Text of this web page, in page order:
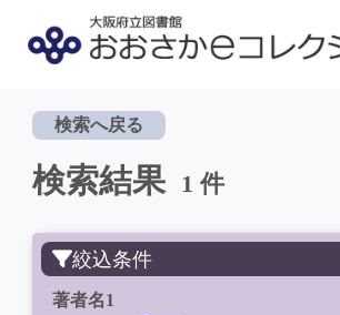
検索へ戻る
検索結果 1 件
絞込条件
著者名1